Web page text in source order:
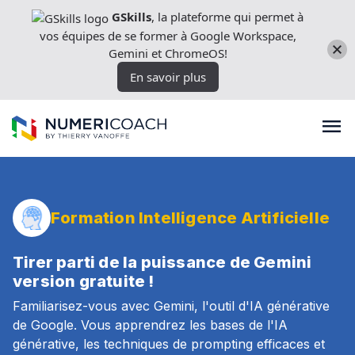
directement
Formations
Expertises techniques
Licences
Formation Intelligence Artificielle
Tirer parti de la puissance de Gemini
version gratuite !
Familiarisez-vous avec Gemini, l'outil d'IA générative
de Google. Vous apprendrez les bases de l'IA
générative, les techniques de prompting efficaces et
GSkills, la plateforme qui permet à
vos équipes de se former à Google Workspace,
Gemini et ChromeOS!
En savoir plus